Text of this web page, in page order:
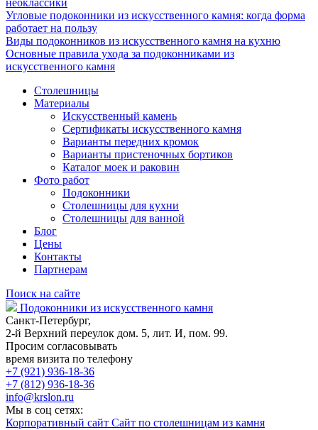
неоклассики
Угловые подоконники из искусственного камня: когда форма
работает на пользу
Виды подоконников из искусственного камня на кухню
Основные правила ухода за подоконниками из
искусственного камня
Столешницы
Материалы
Искусственный камень
Сертификаты искусственного камня
Варианты передних кромок
Варианты пристеночных бортиков
Каталог моек и раковин
Фото работ
Подоконники
Столешницы для кухни
Столешницы для ванной
Блог
Цены
Контакты
Партнерам
Поиск на сайте
Подоконники из искусственного камня
Санкт-Петербург,
2-й Верхний переулок дом. 5, лит. И, пом. 99.
Просим согласовывать
время визита по телефону
+7 (921) 936-18-36
+7 (812) 936-18-36
info@krslon.ru
Мы в соц сетях:
Корпоративный сайт Сайт по столешницам из камня